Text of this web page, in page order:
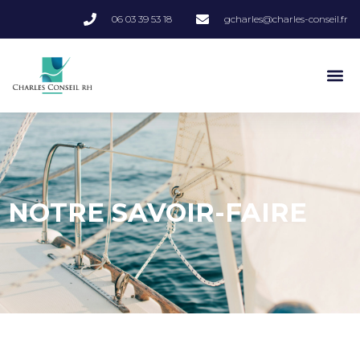
06 03 39 53 18 gcharles@charles-conseil.fr
NOTRE SAVOIR-FAIRE